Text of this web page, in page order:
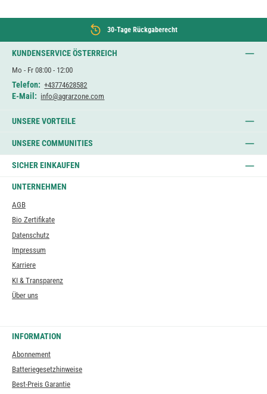
30-Tage Rückgaberecht
KUNDENSERVICE ÖSTERREICH
Mo - Fr 08:00 - 12:00
Telefon: +43774628582
E-Mail: info@agrarzone.com
UNSERE VORTEILE
UNSERE COMMUNITIES
SICHER EINKAUFEN
UNTERNEHMEN
AGB
Bio Zertifikate
Datenschutz
Impressum
Karriere
KI & Transparenz
Über uns
INFORMATION
Abonnement
Batteriegesetzhinweise
Best-Preis Garantie